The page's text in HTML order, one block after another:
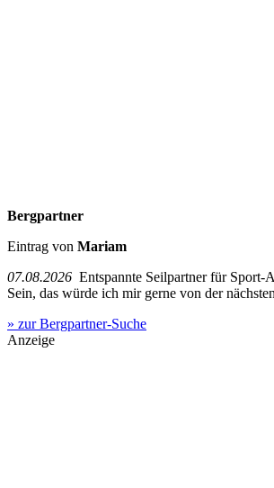
Bergpartner
Eintrag von Mariam
07.08.2026 Entspannte Seilpartner für Sport-
Sein, das würde ich mir gerne von der
» zur Bergpartner-Suche
Anzeige